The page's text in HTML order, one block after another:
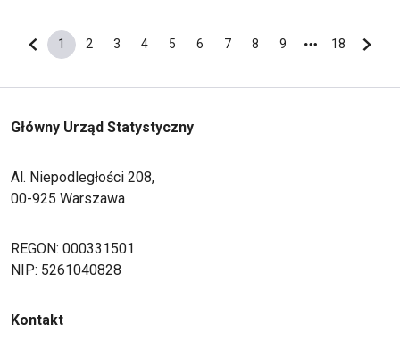
Poprzednia strona
Bieżąca strona
1
Strona
2
Strona
3
Strona
4
Strona
5
Strona
6
Strona
7
Strona
8
Strona
9
Ostatnia
18
Główny Urząd Statystyczny
Al. Niepodległości 208,
00-925 Warszawa
REGON: 000331501
NIP: 5261040828
Kontakt